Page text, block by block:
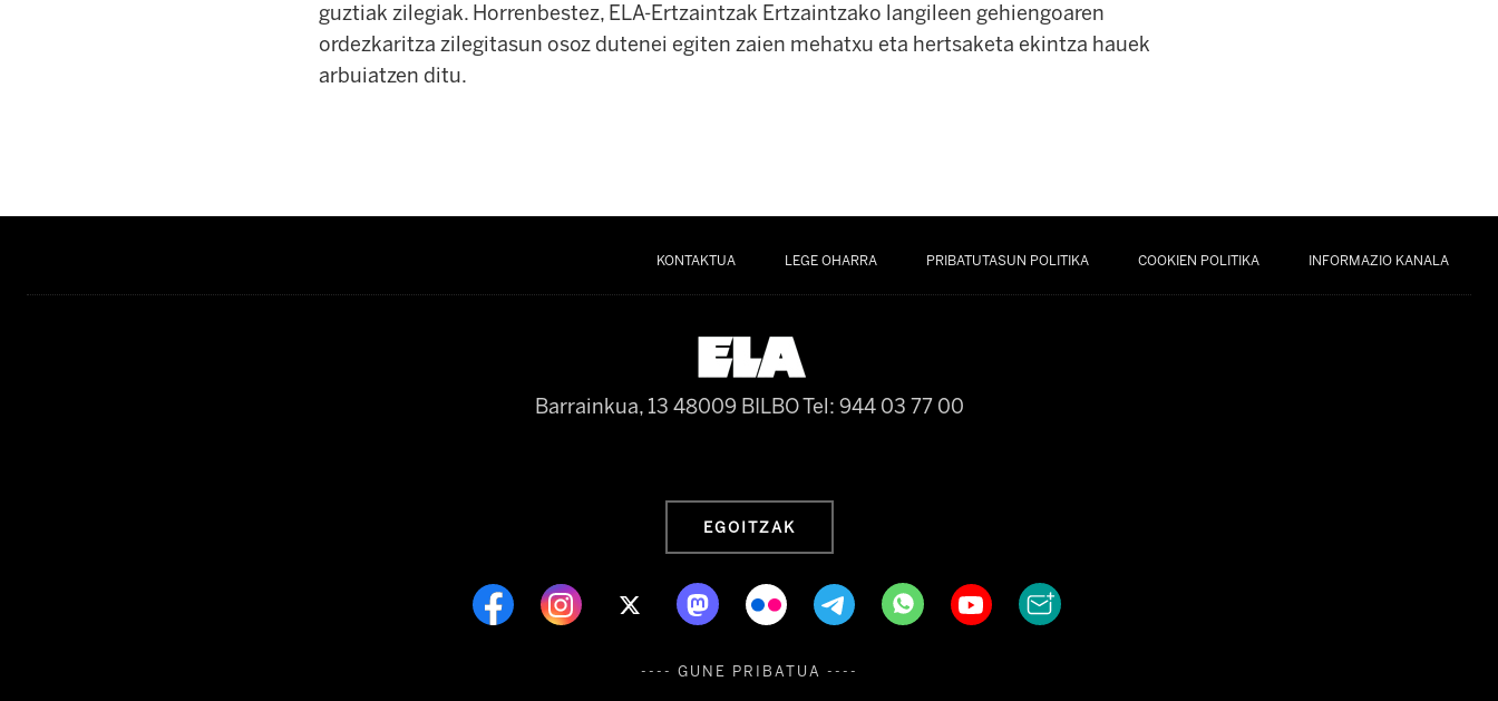
guztiak zilegiak. Horrenbestez, ELA-Ertzaintzak Ertzaintzako langileen gehiengoaren
ordezkaritza zilegitasun osoz dutenei egiten zaien mehatxu eta hertsaketa ekintza hauek
arbuiatzen ditu.
KONTAKTUA LEGE OHARRA PRIBATUTASUN POLITIKA COOKIEN POLITIKA INFORMAZIO KANALA
Barrainkua, 13 48009 BILBOTel: 944 03 77 00
EGOITZAK
---- GUNE PRIBATUA ----